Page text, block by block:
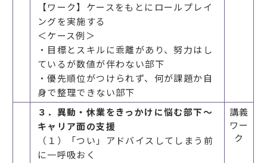
【ワーク】ケースをもとにロールプレイ
ングを実施する
＜ケース例＞
・目標とスキルに乖離があり、努力はし
ているが数値が伴わない部下
・優先順位がつけられず、何が課題か自
身で整理できない部下
３．異動・休業をきっかけに悩む部下～
キャリア面の支援
（１）「つい」アドバイスしてしまう前
に一呼吸おく
講義
ワー
ク